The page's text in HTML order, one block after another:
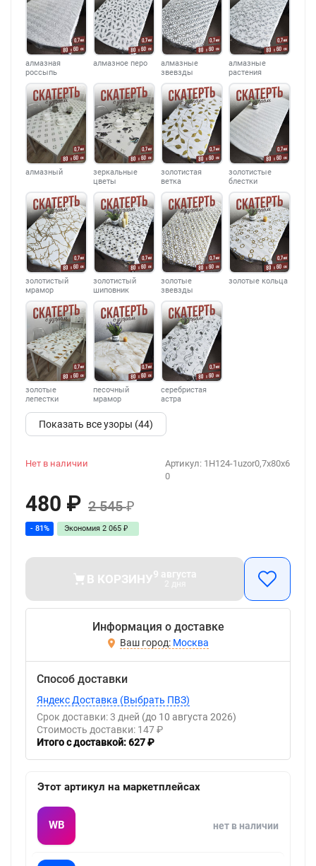
алмазная
россыпь
алмазное перо
алмазные
звевзды
алмазные
растения
алмазный
зеркальные
цветы
золотистая
ветка
золотистые
блестки
золотистый
мрамор
золотистый
шиповник
золотые
звевзды
золотые кольца
золотые
лепестки
песочный
мрамор
серебристая
астра
Показать все узоры (44)
Артикул: 1H124-1uzor0,7x80x6
0
Нет в наличии
480 ₽ 2 545₽
- 81% Экономия 2 065 ₽
В КОРЗИНУ9 августа
Информация о доставке
Москва
Способ доставки
Яндекс Доставка (Выбрать ПВЗ)
Срок доставки: 3 дней (до 10 августа 2026)
Стоимость доставки: 147 ₽
Итого с доставкой: 627 ₽
Этот артикул на маркетплейсах
WB нет в наличии